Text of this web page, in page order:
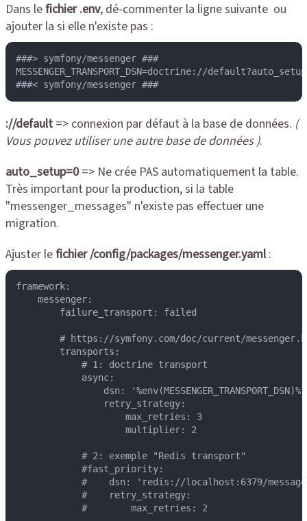
Dans lefichier .env, dé-commenter la ligne suivante ou
ajouter la si elle n'existe pas :
###> symfony/messenger ###
MESSENGER_TRANSPORT_DSN=doctrine://
###< symfony/messenger ###
://default=> connexion par défaut à la base de données. (
Vous pouvez utiliser une autre base de données ).
auto_setup=0=> Ne crée PAS automatiquement la table.
Très important pour la production, si la table
"messenger_messages" n'existe pas effectuer une
migration.
Ajuster lefichier /config/packages/messenger.yaml:
framework:
    messenger:
        failure_transport: failed
# https://symfony.com/doc/current/
        transports:
            # 1: doctrine transport
            async:
                dsn: '%env(MESSENGER_TRANSPORT_DSN)%'
                retry_strategy:
                    max_retries: 3
                    multiplier: 2
            # 2: exemple "Redis transport"
            #fast_priority:
#    dsn: 'redis://localhost:6379/
            #    retry_strategy:
            #        max_retries: 2